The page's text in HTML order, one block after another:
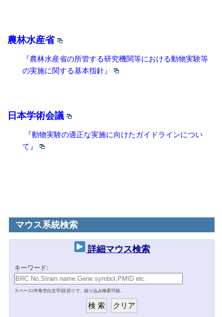
農林水産省
『農林水産省の所管する研究機関等における動物実験等
の実施に関する基本指針』
日本学術会議
『動物実験の適正な実施に向けたガイドラインについ
て』
マウス系統検索
詳細マウス検索
キーワード:
スペース(半角空白文字)区切りで、絞り込み検索可能。